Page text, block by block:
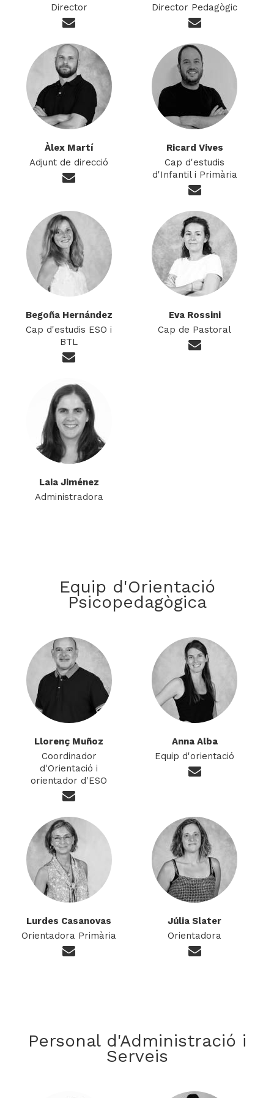
Director
Director Pedagògic
Àlex Martí
Adjunt de direcció
Ricard Vives
Cap d'estudis
d'Infantil i Primària
Begoña Hernández
Cap d'estudis ESO i
BTL
Eva Rossini
Cap de Pastoral
Laia Jiménez
Administradora
Equip d'Orientació
Psicopedagògica
Llorenç Muñoz
Coordinador
d'Orientació i
orientador d'ESO
Anna Alba
Equip d'orientació
Lurdes Casanovas
Orientadora Primària
Júlia Slater
Orientadora
Personal d'Administració i
Serveis